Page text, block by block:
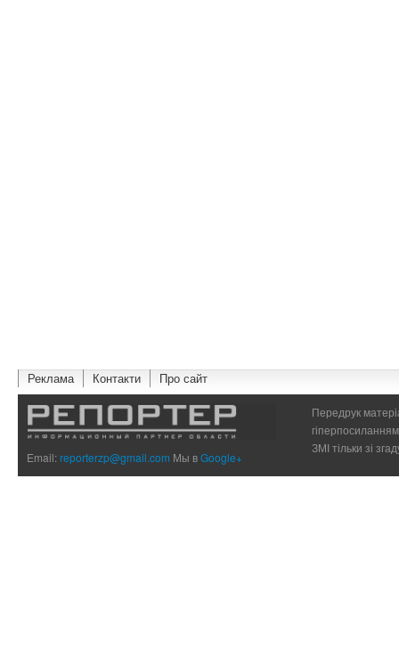
Реклама Контакти Про сайт
Email:reporterzp@gmail.com Мы вGoogle+
Передрук
ЗМІ тільки зі